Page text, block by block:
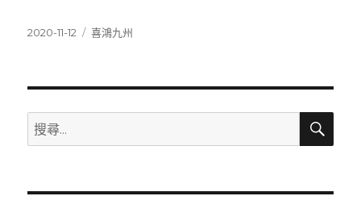
發
2020-11-12
分
喜鴻九州
搜
尋
鍵
搜